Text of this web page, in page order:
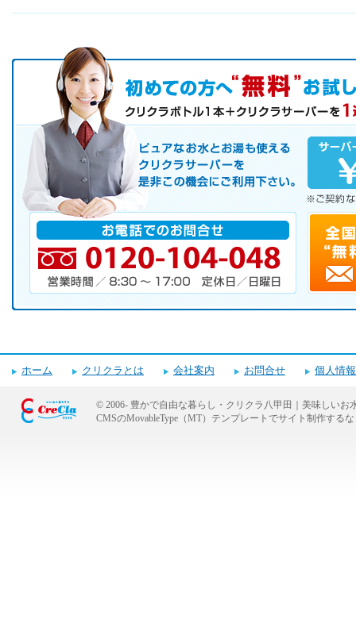
初めての方へ キャンペーン実施中！
お気軽にお申し込み下さい。
ピュアなお水とお湯も使えるクリクラサーバーを是非この機会にご
サーバレンタル
ご自宅まで配送
※ご契約なさらなくても結構です。
お電話でのお問合せ
電話番号・営業時間・定休日
ホーム クリクラとは 会社案内 お問合せ 個人情
© 2006- 豊かで自由な暮らし・クリクラ八甲田｜美味しいお
CMSのMovableType（MT）テンプレートでサイト制作する